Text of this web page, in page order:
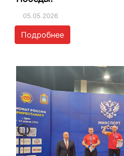
05.05.2026
Подробнее